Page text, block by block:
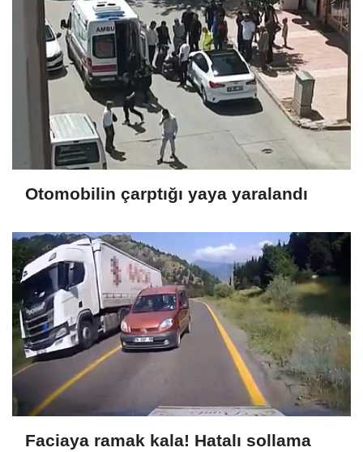
Otomobilin çarptığı yaya yaralandı
Faciaya ramak kala! Hatalı sollama